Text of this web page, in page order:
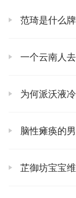
范琦是什么
一个云南人
为何派沃液
脑性瘫痪的男
芷御坊宝宝维